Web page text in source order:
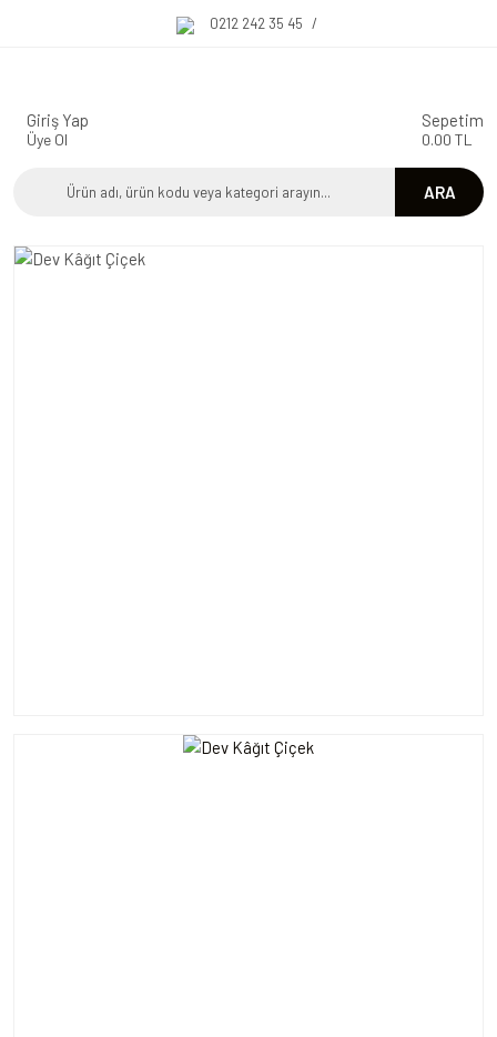
0212 242 35 45 /
ARA
Giriş Yap
Üye Ol
Sepetim
0.00 TL